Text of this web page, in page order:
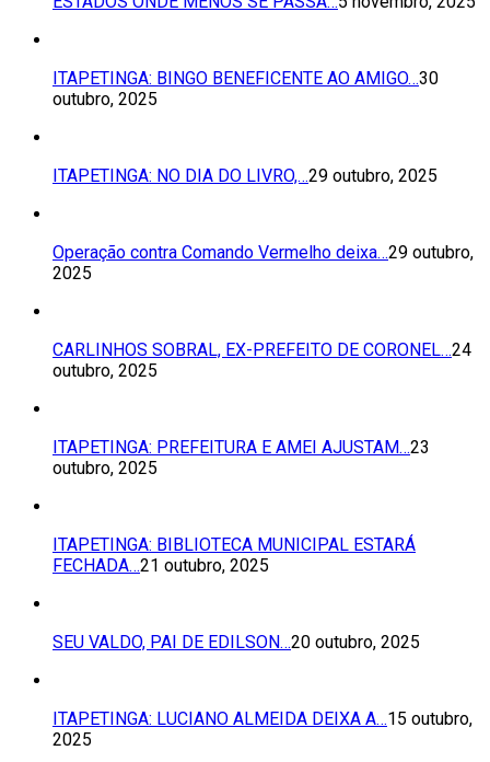
ITAPETINGA: BINGO BENEFICENTE AO AMIGO…30
outubro, 2025
ITAPETINGA: NO DIA DO LIVRO,…29 outubro, 2025
Operação contra Comando Vermelho deixa…29 outubro,
2025
CARLINHOS SOBRAL, EX-PREFEITO DE CORONEL…24
outubro, 2025
ITAPETINGA: PREFEITURA E AMEI AJUSTAM…23
outubro, 2025
ITAPETINGA: BIBLIOTECA MUNICIPAL ESTARÁ
FECHADA…21 outubro, 2025
SEU VALDO, PAI DE EDILSON…20 outubro, 2025
ITAPETINGA: LUCIANO ALMEIDA DEIXA A…15 outubro,
2025